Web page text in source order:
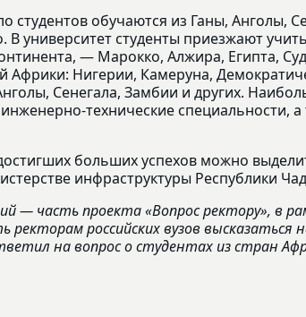
студентов обучаются из Ганы, Анголы,
В университет студенты приезжают
— Марокко, Алжира, Египта,
Африки: Нигерии, Камеруна,
Сенегала, Замбии и других.
технические специальности, а
больших успехов можно
инфраструктуры Республики
— часть проекта «Вопрос ректору», в
ректорам российских вузов
на вопрос о студентах из стран